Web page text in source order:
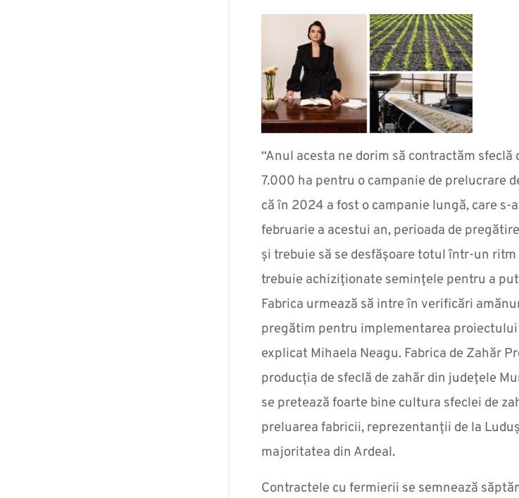
“Anul acesta ne dorim să contractăm
7.000 ha pentru o campanie de prelucrare
că în 2024 a fost o campanie lungă, care
februarie a acestui an, perioada de
și trebuie să se desfășoare totul într-un
trebuie achiziționate semințele pentru a
Fabrica urmează să intre în verificări
pregătim pentru implementarea proiectului
explicat Mihaela Neagu. Fabrica de Zahăr
producția de sfeclă de zahăr din județele
se pretează foarte bine cultura sfeclei de
preluarea fabricii, reprezentanții de la
majoritatea din Ardeal.
Contractele cu fermierii se semnează